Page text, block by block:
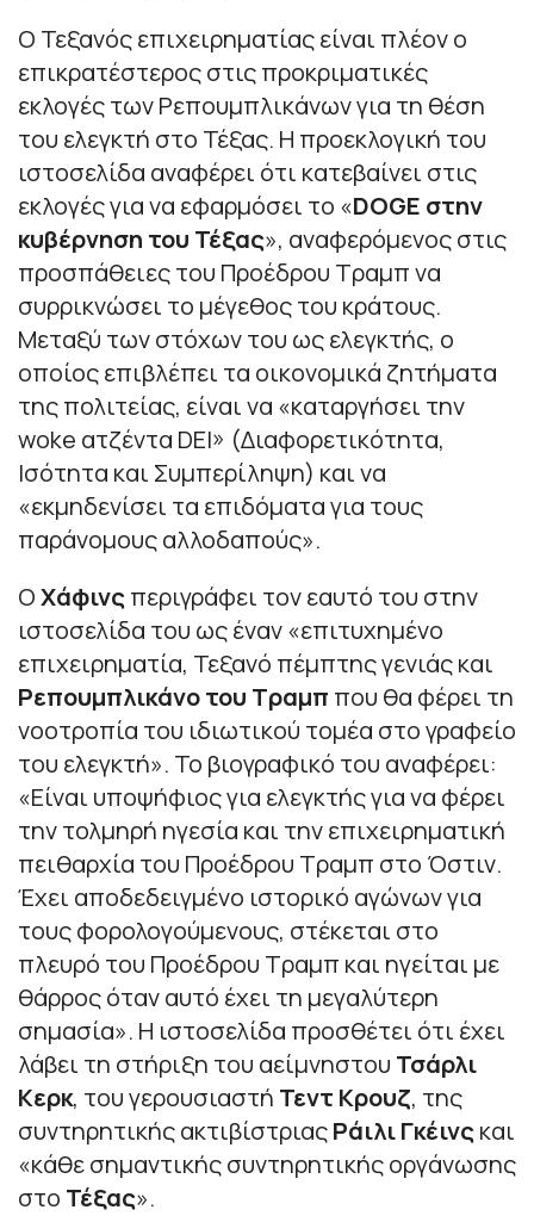
Ο Τεξανός επιχειρηματίας είναι πλέον ο
επικρατέστερος στις προκριματικές
εκλογές των Ρεπουμπλικάνων για τη θέση
του ελεγκτή στο Τέξας. Η προεκλογική του
ιστοσελίδα αναφέρει ότι κατεβαίνει στις
εκλογές για να εφαρμόσει το «DOGE στην
κυβέρνηση του Τέξας», αναφερόμενος στις
προσπάθειες του Προέδρου Τραμπ να
συρρικνώσει το μέγεθος του κράτους.
Μεταξύ των στόχων του ως ελεγκτής, ο
οποίος επιβλέπει τα οικονομικά ζητήματα
της πολιτείας, είναι να «καταργήσει την
woke ατζέντα DEI» (Διαφορετικότητα,
Ισότητα και Συμπερίληψη) και να
«εκμηδενίσει τα επιδόματα για τους
παράνομους αλλοδαπούς».
ΟΧάφινςπεριγράφει τον εαυτό του στην
ιστοσελίδα του ως έναν «επιτυχημένο
επιχειρηματία, Τεξανό πέμπτης γενιάς και
Ρεπουμπλικάνο του Τραμπ που θα φέρει τη
νοοτροπία του ιδιωτικού τομέα στο γραφείο
του ελεγκτή». Το βιογραφικό του αναφέρει:
«Είναι υποψήφιος για ελεγκτής για να φέρει
την τολμηρή ηγεσία και την επιχειρηματική
πειθαρχία του Προέδρου Τραμπ στο Όστιν.
Έχει αποδεδειγμένο ιστορικό αγώνων για
τους φορολογούμενους, στέκεται στο
πλευρό του Προέδρου Τραμπ και ηγείται με
θάρρος όταν αυτό έχει τη μεγαλύτερη
σημασία». Η ιστοσελίδα προσθέτει ότι έχει
λάβει τη στήριξη του αείμνηστου Τσάρλι
Κερκ, του γερουσιαστή Τεντ Κρουζ, της
συντηρητικής ακτιβίστριαςΡάιλι Γκέινςκαι
«κάθε σημαντικής συντηρητικής οργάνωσης
στο Τέξας».